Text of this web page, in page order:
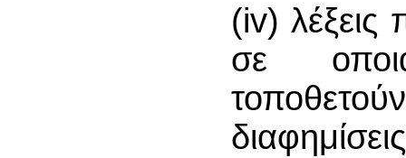
(iv) λέξεις
σε